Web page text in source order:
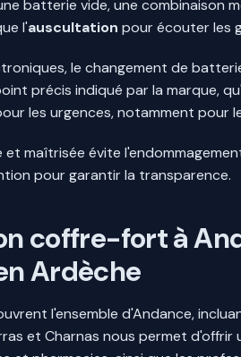
batterie vide, une combinaison
l'auscultation pour écouter les
le changement de
précis indiqué par la marque,
les urgences, notamment pour
maîtrisée évite
pour garantir la transparence.
coffre-fort à
Ardèche
l'ensemble d'Andance,
et Charnas nous permet